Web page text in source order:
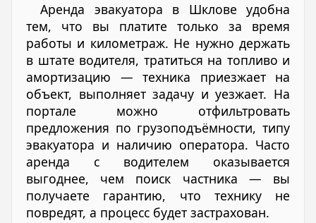
Аренда эвакуатора в Шклове удобна
тем, что вы платите только за время
работы и километраж. Не нужно держать
в штате водителя, тратиться на топливо и
амортизацию — техника приезжает на
объект, выполняет задачу и уезжает. На
портале можно отфильтровать
предложения по грузоподъёмности, типу
эвакуатора и наличию оператора. Часто
аренда с водителем оказывается
выгоднее, чем поиск частника — вы
получаете гарантию, что технику не
повредят, а процесс будет застрахован.